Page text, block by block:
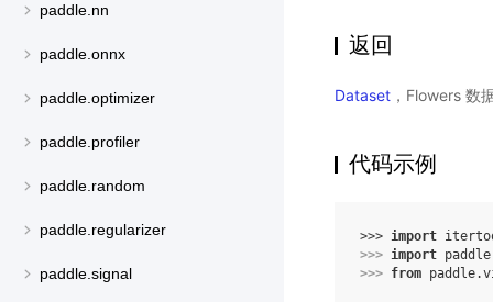
paddle.nn
paddle.onnx
paddle.optimizer
paddle.profiler
paddle.random
paddle.regularizer
paddle.signal
返回
Dataset ，Flowers 数
代码示例
>>> import
>>> import
>>> from